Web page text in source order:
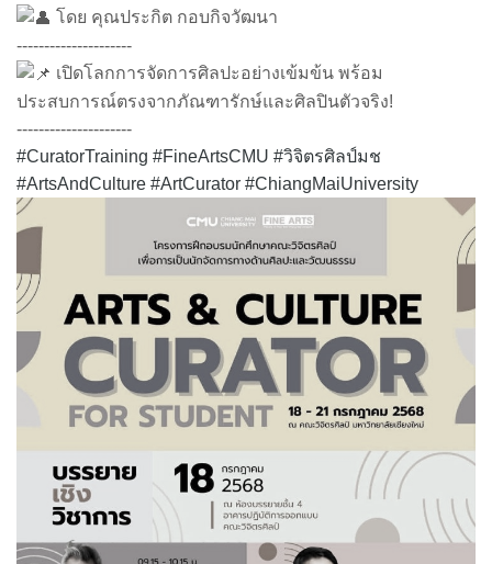
โดย คุณประกิต กอบกิจวัฒนา
---------------------
เปิดโลกการจัดการศิลปะอย่างเข้มข้น พร้อม
ประสบการณ์ตรงจากภัณฑารักษ์และศิลปินตัวจริง!
---------------------
#CuratorTraining #FineArtsCMU #วิจิตรศิลป์มช
#ArtsAndCulture #ArtCurator #ChiangMaiUniversity